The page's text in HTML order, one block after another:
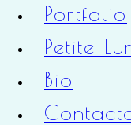
Portfolio
Petite
Bio